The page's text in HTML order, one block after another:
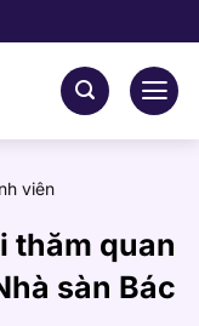
viên
thăm quan
sàn Bác